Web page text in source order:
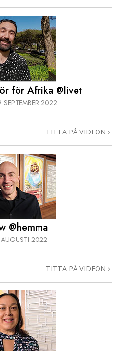
för Afrika @livet
SEPTEMBER 2022
TITTA PÅ VIDEON
@hemma
2022
TITTA PÅ VIDEON